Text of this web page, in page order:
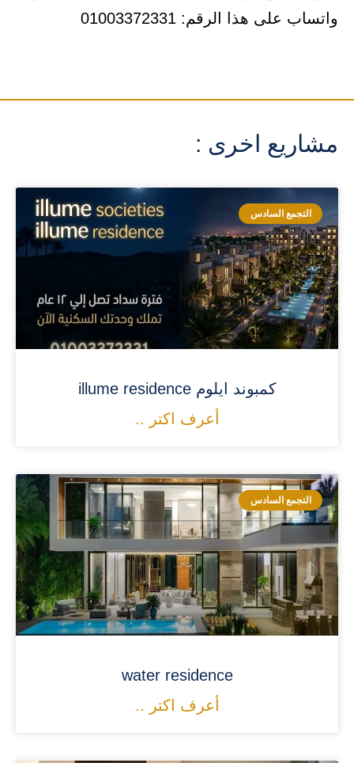
واتساب على هذا الرقم: 01003372331
مشاريع اخرى :
التجمع السادس
كمبوند ايلوم illume residence
أعرف اكتر ..
التجمع السادس
water residence
أعرف اكتر ..